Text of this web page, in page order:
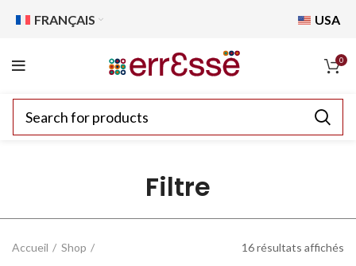
FRANÇAIS USA
0
Filtre
Accueil Shop 16 résultats affichés